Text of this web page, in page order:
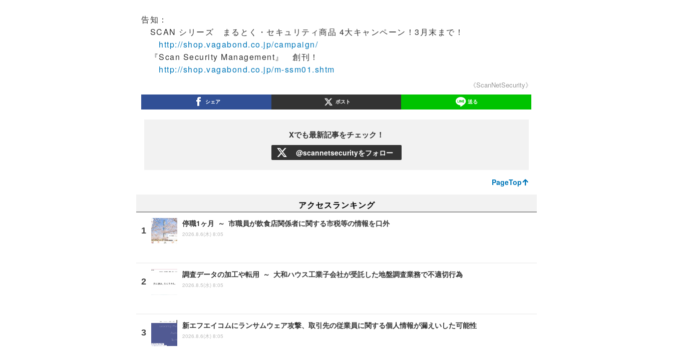
告知：
SCAN シリーズ まるとく・セキュリティ商品 4大キャンペーン！3月末まで！
http://shop.vagabond.co.jp/campaign/
『Scan Security Management』 創刊！
http://shop.vagabond.co.jp/m-ssm01.shtm
《ScanNetSecurity》
シェア ポスト 送る
Xでも最新記事をチェック！
@scannetsecurityをフォロー
PageTop
アクセスランキング
停職1ヶ月 ～ 市職員が飲食店関係者に関する市税等の情報を口外
2026.8.6(木) 8:05
調査データの加工や転用 ～ 大和ハウス工業子会社が受託した地盤調査業務で不適切行為
2026.8.5(水) 8:05
新エフエイコムにランサムウェア攻撃、取引先の従業員に関する個人情報が漏えいした可能性
2026.8.6(木) 8:05